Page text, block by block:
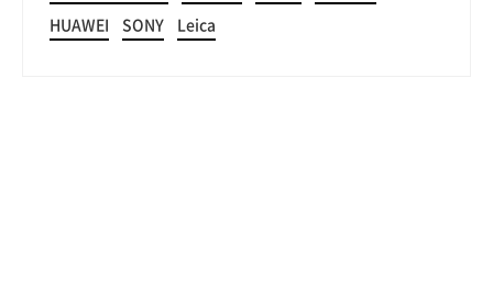
HUAWEI SONY Leica